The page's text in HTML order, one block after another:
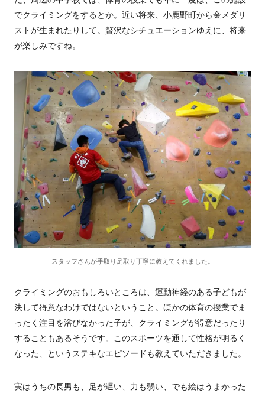
でクライミングをするとか。近い将来、小鹿野町から金メダリ
ストが生まれたりして。贅沢なシチュエーションゆえに、将来
が楽しみですね。
スタッフさんが手取り足取り丁寧に教えてくれました。
クライミングのおもしろいところは、運動神経のある子どもが
決して得意なわけではないということ。ほかの体育の授業でま
ったく注目を浴びなかった子が、クライミングが得意だったり
することもあるそうです。このスポーツを通して性格が明るく
なった、というステキなエピソードも教えていただきました。
実はうちの長男も、足が遅い、力も弱い、でも絵はうまかった